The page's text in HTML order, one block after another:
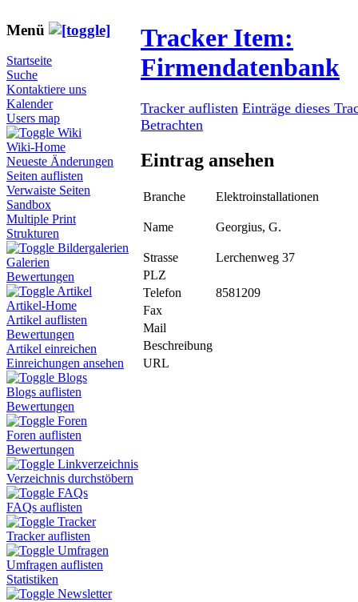
Menü
Startseite
Suche
Kontaktiere uns
Kalender
Users map
Wiki
Wiki-Home
Neueste Änderungen
Seiten auflisten
Verwaiste Seiten
Sandbox
Multiple Print
Strukturen
Bildergalerien
Galerien
Bewertungen
Artikel
Artikel-Home
Artikel auflisten
Bewertungen
Artikel einreichen
Einreichungen ansehen
Blogs
Blogs auflisten
Bewertungen
Foren
Foren auflisten
Bewertungen
Linkverzeichnis
Verzeichnis durchstöbern
FAQs
FAQs auflisten
Tracker
Tracker auflisten
Umfragen
Umfragen auflisten
Statistiken
Newsletter
Tracker Item:
Firmendatenbank
Tracker auflisten Einträge dieses
Betrachten
Eintrag ansehen
Branche Elektroinstallationen
Name Georgius, G.
Strasse
Lerchenweg 37
PLZ
Telefon
8581209
Fax
Mail
Beschreibung
URL